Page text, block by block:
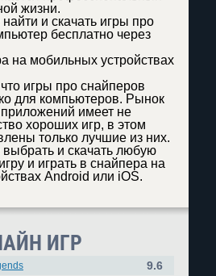
жизни.
и скачать игры про
бесплатно через
на мобильных устройствах
игры про снайперов
для компьютеров. Рынок
имеет не
хороших игр, в этом
только лучшие из них.
и скачать любую
и играть в снайпера на
Android или iOS.
ИГР
9.6